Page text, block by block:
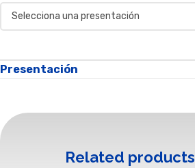
Presentación
Related products